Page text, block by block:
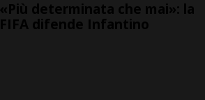
«Più determinata che mai»: la
FIFA difende Infantino